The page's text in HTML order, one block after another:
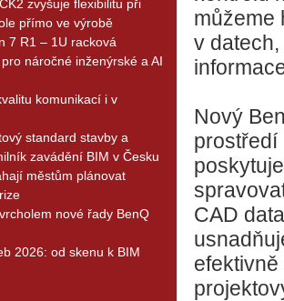
zvyšuje flexibilitu při
přímo ve výrobě
7 R1 – 1U racková
náročné inženýrské a AI
komunikací i v
standard stavby a
zavádění BIM v Česku
městům plánovat
nové řady BenQ
2026: od skenu k BIM
můžeme
v
Nový
prostředí
CAD